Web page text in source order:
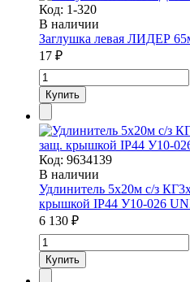
Код: 1-320
В наличии
Заглушка левая ЛИДЕР
17 ₽
Код: 9634139
В наличии
Удлинитель 5х20м с/з
крышкой IP44 У10-026
6 130 ₽